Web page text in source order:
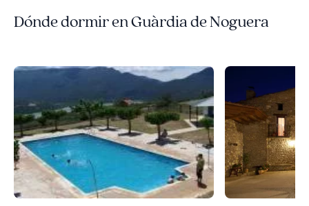
Dónde dormir en Guàrdia de Noguera